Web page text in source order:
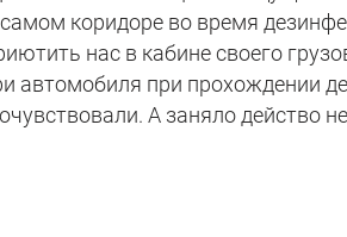
коридоре во время
нас в кабине своего
автомобиля при прохождении
А заняло действо